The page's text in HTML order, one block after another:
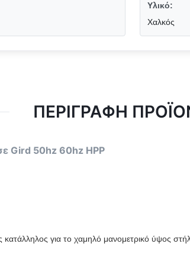
Υλικό:
Χαλκός
ΠΕΡΙΓΡΑΦΉ
Gird 50hz 60hz HPP
κατάλληλος για το χαμηλό μανομετρικό ύψος